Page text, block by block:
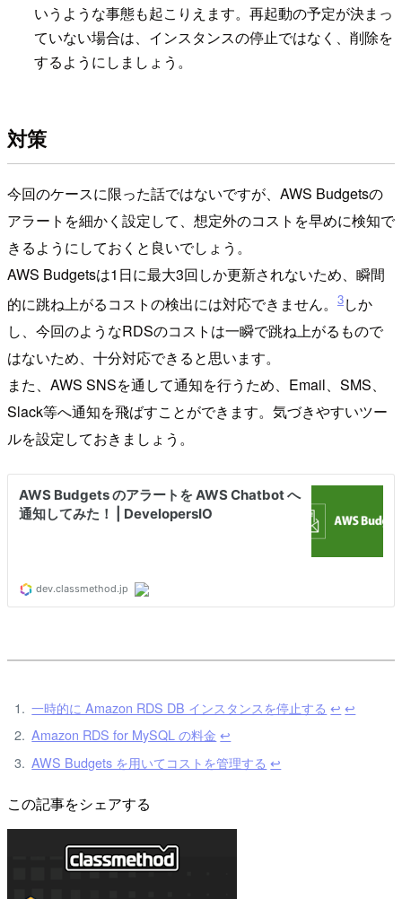
いうような事態も起こりえます。再起動の予定が決まっ
ていない場合は、インスタンスの停止ではなく、削除を
するようにしましょう。
対策
今回のケースに限った話ではないですが、AWS Budgetsの
アラートを細かく設定して、想定外のコストを早めに検知で
きるようにしておくと良いでしょう。
AWS Budgetsは1日に最大3回しか更新されないため、瞬間
的に跳ね上がるコストの検出には対応できません。 3しか
し、今回のようなRDSのコストは一瞬で跳ね上がるもので
はないため、十分対応できると思います。
また、AWS SNSを通して通知を行うため、Email、SMS、
Slack等へ通知を飛ばすことができます。気づきやすいツー
ルを設定しておきましょう。
一時的に Amazon RDS DB インスタンスを停止する ↩ ↩
Amazon RDS for MySQL の料金 ↩
AWS Budgets を用いてコストを管理する ↩
この記事をシェアする